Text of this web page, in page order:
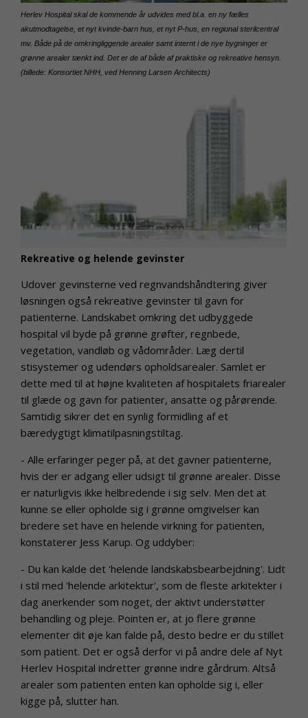
Herlev Hospital skal de kommende år udvides med bl.a. en ny fælles
akutmodtagelse, et nyt kvinde-barn hus, et nyt P-hus, en regional sterilcentral
mv. Både på de omkringliggende arealer samt internt i de nye bygninger er
grønne arealer tænkt ind. Det er de af både af praktiske og rekreative hensyn.
(billede: Konsortiet NHH, ved Henning Larsen Architects)
Rekreative og helende gevinster
Udover gevinsterne ved regnvandshåndtering giver
løsningen også rekreative gevinster til gavn for
patienterne. Landskabet omkring det udbyggede
hospital vil byde på grønne grøfter, regnbede,
vegetation, vandløb og vådområder. Læg dertil
stisystemer og udendørs opholdsarealer. Samlet er
dette med til at højne kvaliteten af hospitalets friarealer
til glæde og gavn for patienter, ansatte og pårørende.
Samtidig sikrer det en synlig formidling af et
bæredygtigt klimatilpasningstiltag.
- Alle erfaringer peger på, at det gavner patienterne,
hvis der er adgang eller udsigt til grønne arealer. Disse
er naturligvis ikke helbredende i sig selv. Men det at
kunne se eller opholde sig i grønne omgivelser kan
bredere set have en helende virkning for patienten,
konstaterer Jess Karup. Og uddyber:
- Du kan kalde det 'helende landskabsbearbejdning'. Lidt
i stil med 'helende arkitektur', som de fleste arkitekter i
dag anerkender som noget, der aktivt understøtter
behandling og pleje. Pointen er, at jo flere grønne
elementer dit øje kan falde på, desto bedre er du stillet
som patient. Det er også derfor vi på andre dele af Nyt
Herlev Hospital indretter grønne indre gårdrum. Altså
arealer som patienten enten kan opholde sig i, eller
kigge på, slutter han.